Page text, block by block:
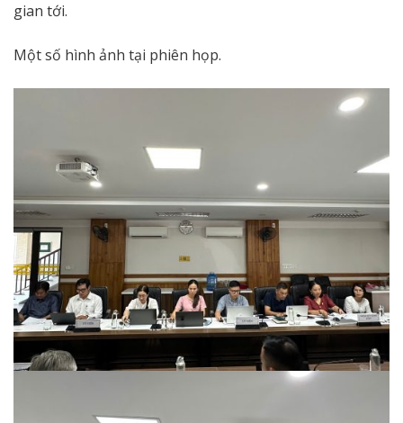
gian tới.
Một số hình ảnh tại phiên họp.